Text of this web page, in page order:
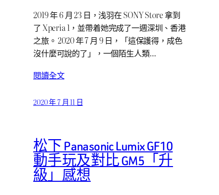
2019 年 6 月 23 日，浅羽在 SONY Store 拿到
了 Xperia 1，並帶着她完成了一週深圳、香港
之旅。 2020 年 7 月 9 日，「這保護得，成色
沒什麼可說的了」，一個陌生人類…
閱讀全文
2020 年 7 月 11 日
松下 Panasonic Lumix GF10
動手玩及對比 GM5「升
級」感想